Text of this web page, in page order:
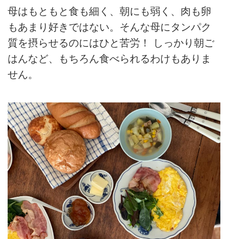
母はもともと食も細く、朝にも弱く、肉も卵
もあまり好きではない。そんな母にタンパク
質を摂らせるのにはひと苦労！ しっかり朝ご
はんなど、もちろん食べられるわけもありま
せん。